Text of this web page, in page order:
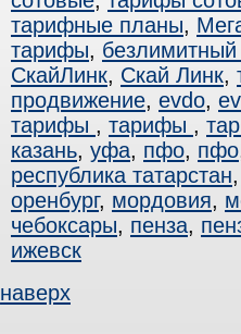
тарифные планы,
тарифы,
СкайЛинк, Скай Линк,
продвижение, evdo,
тарифы , тарифы ,
казань, уфа, пфо, пфо
республика татарстан
оренбург, мордовия,
чебоксары, пенза,
ижевск
наверх